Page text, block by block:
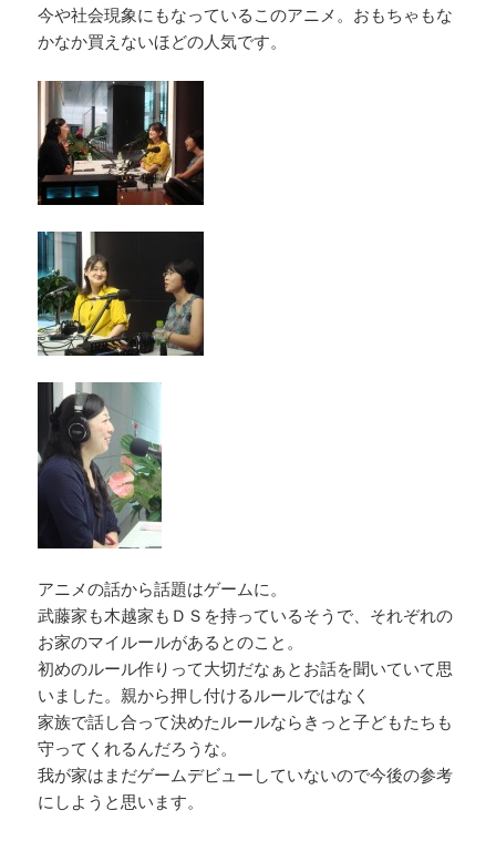
今や社会現象にもなっているこのアニメ。おもちゃもな
かなか買えないほどの人気です。
アニメの話から話題はゲームに。
武藤家も木越家もＤＳを持っているそうで、それぞれの
お家のマイルールがあるとのこと。
初めのルール作りって大切だなぁとお話を聞いていて思
いました。親から押し付けるルールではなく
家族で話し合って決めたルールならきっと子どもたちも
守ってくれるんだろうな。
我が家はまだゲームデビューしていないので今後の参考
にしようと思います。